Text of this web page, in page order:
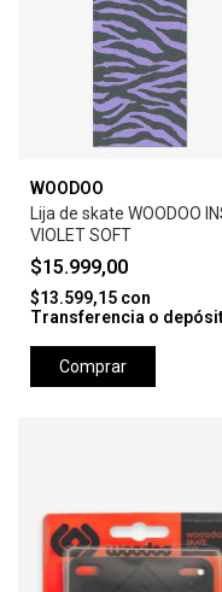
WOODOO
Lija de skate WOODOO
VIOLET SOFT
$15.999,00
$13.599,15 con
Transferencia o
Comprar